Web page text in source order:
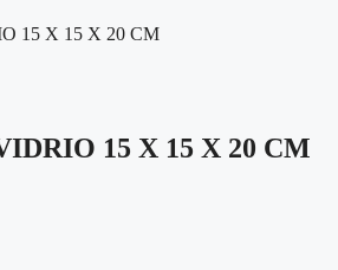
15 X 15 X 20 CM